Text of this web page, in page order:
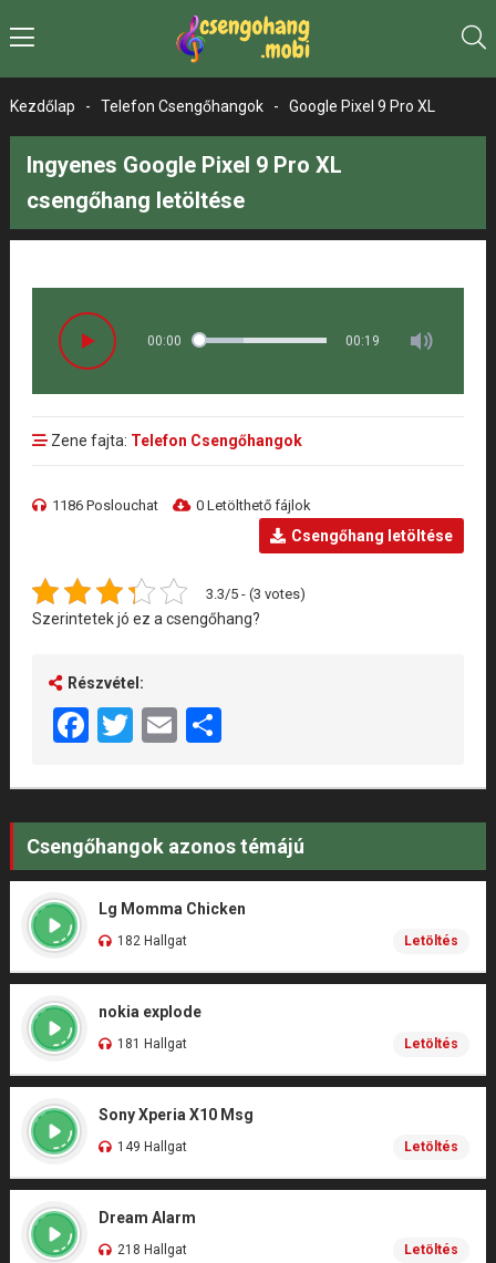
Kezdőlap - Telefon Csengőhangok - Google Pixel 9 Pro XL
Ingyenes Google Pixel 9 Pro XL
csengőhang letöltése
00:00 00:19
Zene fajta: Telefon Csengőhangok
1186 Poslouchat 0 Letölthető fájlok
Csengőhang letöltése
3.3/5 - (3 votes)
Szerintetek jó ez a csengőhang?
Részvétel:
Facebook
Twitter
EmailShare
Csengőhangok azonos témájú
Lg Momma Chicken
182 Hallgat Letöltés
nokia explode
181 Hallgat Letöltés
Sony Xperia X10 Msg
149 Hallgat Letöltés
Dream Alarm
218 Hallgat Letöltés